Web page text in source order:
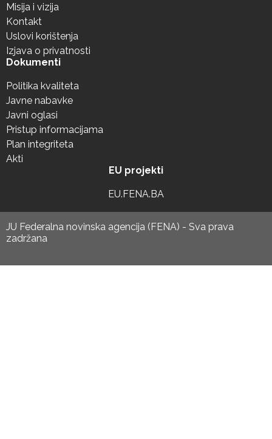
Misija i vizija
Kontakt
Uslovi korištenja
Izjava o privatnosti
Dokumenti
Politika kvaliteta
Javne nabavke
Javni oglasi
Pristup informacijama
Plan integriteta
Akti
EU projekti
EU.FENA.BA
JU Federalna novinska agencija (FENA) - Sva prava
zadržana